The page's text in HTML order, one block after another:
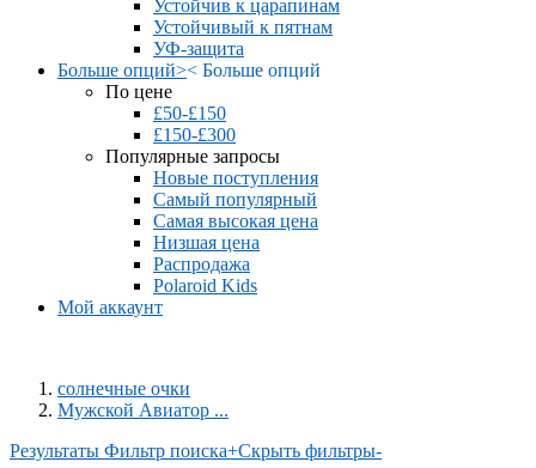
Устойчив к царапинам
Устойчивый к пятнам
УФ-защита
Больше опций>< Больше опций
По цене
£50-£150
£150-£300
Популярные запросы
Новые поступления
Самый популярный
Самая высокая цена
Низшая цена
Распродажа
Polaroid Kids
Мой аккаунт
солнечные очки
Мужской Авиатор ...
Результаты Фильтр поиска+Скрыть фильтры-